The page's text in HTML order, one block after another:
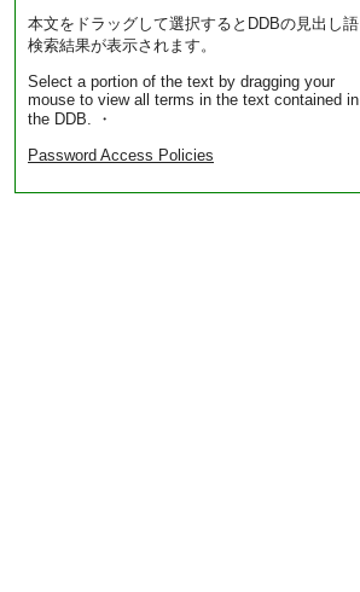
本文をドラッグして選択するとDDBの見出し語
検索結果が表示されます。
Select a portion of the text by dragging your
mouse to view all terms in the text contained in
the DDB. ・
Password Access Policies